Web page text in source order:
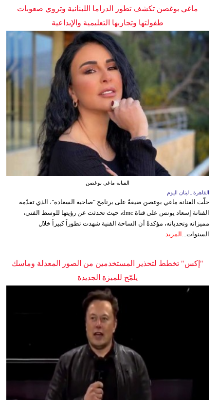
ماغي بوغصن تكشف تطور الدراما اللبنانية وتروي صعوبات
طفولتها وتجاربها التعليمية والإبداعية
الفنانة ماغي بوغصن
القاهرة ـ لبنان اليوم
حلّت الفنانة ماغي بوغصن ضيفةً على برنامج "صاحبة السعادة"، الذي تقدّمه
الفنانة إسعاد يونس على قناة dmc، حيث تحدثت عن رؤيتها للوسط الفني،
مميزاته وتحدياته، مؤكدةً أن الساحة الفنية شهدت تطوراً كبيراً خلال
السنوات... المزيد
"إكس" تخطط لتحذير المستخدمين من الصور المعدلة وماسك
يلمّح للميزة الجديدة